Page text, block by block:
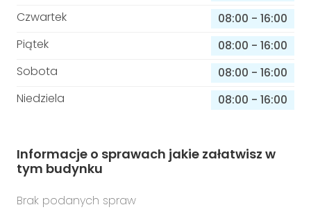
Czwartek
08:00 - 16:00
Piątek
08:00 - 16:00
Sobota
08:00 - 16:00
Niedziela
08:00 - 16:00
Informacje o sprawach jakie załatwisz w
tym budynku
Brak podanych spraw